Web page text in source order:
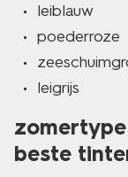
leiblauw
poederroze
leigrijs
beste